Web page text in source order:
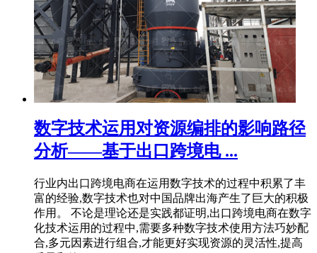
数字技术运用对资源编排的影响路径
分析——基于出口跨境电 ...
行业内出口跨境电商在运用数字技术的过程中积累了丰
富的经验,数字技术也对中国品牌出海产生了巨大的积极
作用。 不论是理论还是实践都证明,出口跨境电商在数字
化技术运用的过程中,需要多种数字技术使用方法巧妙配
合,多元因素进行组合,才能更好实现资源的灵活性,提高